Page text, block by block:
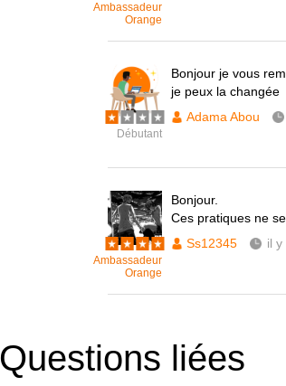
Ambassadeur
Orange
Débutant
Bonjour je vous
je peux la changée
Adama Abou
Ambassadeur
Orange
Bonjour.
Ces pratiques ne
Ss12345
il y
Questions liées